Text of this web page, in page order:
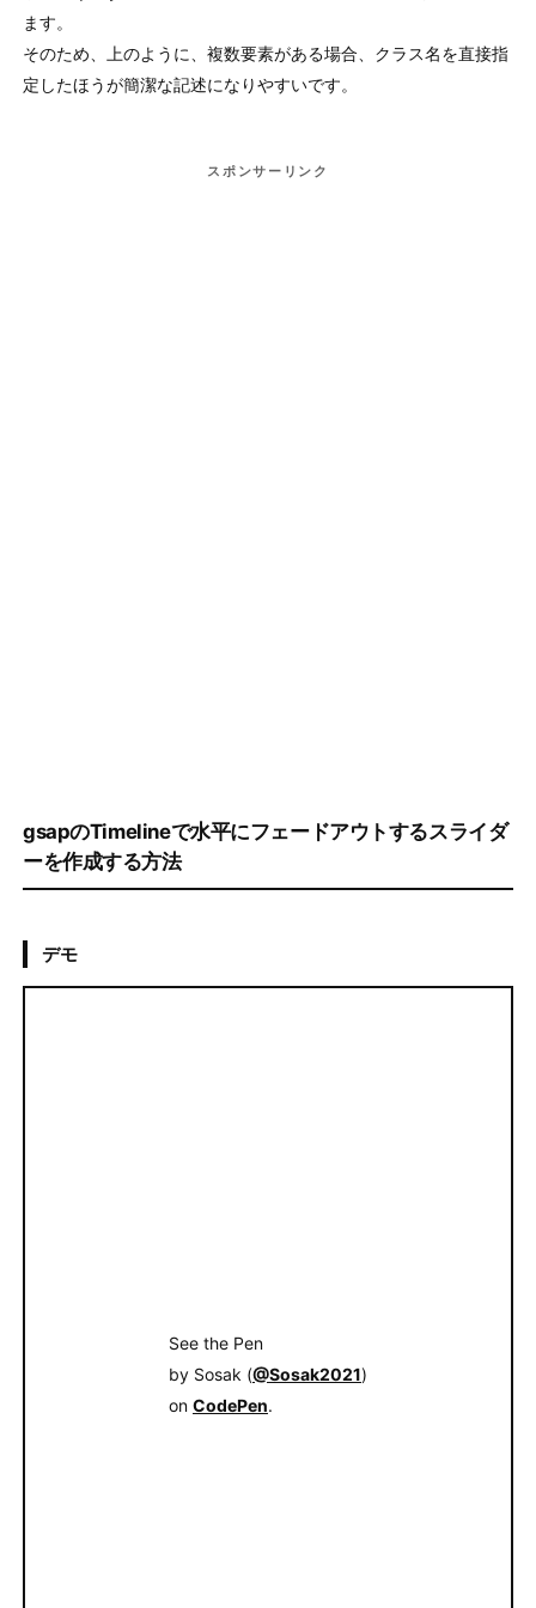
ます。
そのため、上のように、複数要素がある場合、クラス名を直接指
定したほうが簡潔な記述になりやすいです。
スポンサーリンク
gsapのTimelineで水平にフェードアウトするスライダ
ーを作成する方法
デモ
See the Pen
by Sosak (@Sosak2021)
on CodePen.